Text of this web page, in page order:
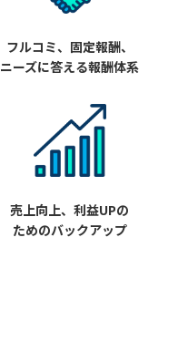
フルコミ、固定報酬、
ニーズに答える報酬体系
売上向上、利益UPの
ためのバックアップ